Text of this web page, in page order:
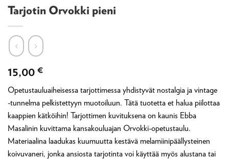
Tarjotin Orvokki pieni
15,00 €
Opetustauluaiheisessa tarjottimessa yhdistyvät nostalgia ja vintage
-tunnelma pelkistettyyn muotoiluun. Tätä tuotetta et halua piilottaa
kaappien kätköihin! Tarjottimen kuvituksena on kaunis Ebba
Masalinin kuvittama kansakouluajan Orvokki-opetustaulu.
Materiaalina laadukas kuumuutta kestävä melamiinipäällysteinen
koivuvaneri, jonka ansiosta tarjotinta voi käyttää myös alustana tai